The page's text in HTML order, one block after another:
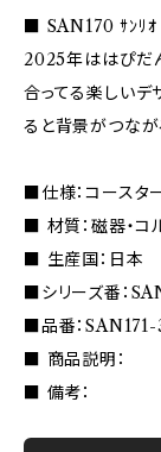
■ SAN170 ｻﾝﾘｵ
2025年ははぴだ
合ってる楽しいデ
ると背景がつなが
■仕様：コースタ
■ 材質：磁器・コ
■ 生産国：日本
■シリーズ番：
■品番：
■ 商品説明：
■ 備考：